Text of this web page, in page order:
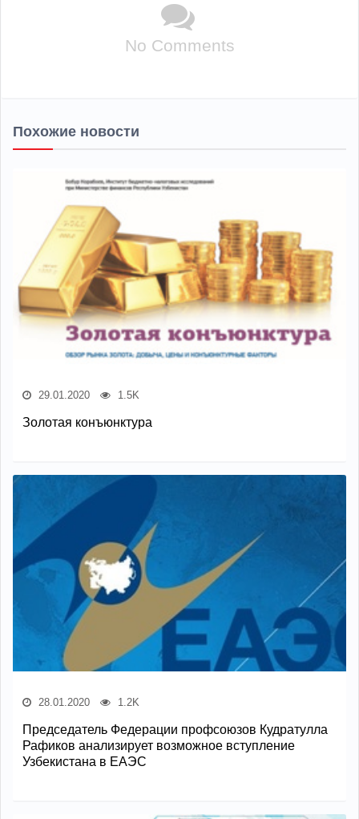
No Comments
Похожие новости
29.01.2020 1.5K
Золотая конъюнктура
28.01.2020 1.2K
Председатель Федерации профсоюзов Кудратулла
Рафиков анализирует возможное вступление
Узбекистана в ЕАЭС